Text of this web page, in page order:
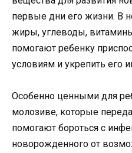
первые дни его жизни. В
жиры, углеводы,
помогают ребенку
условиям и укрепить его
Особенно ценными для
молозиве, которые
помогают бороться с
новорожденного от